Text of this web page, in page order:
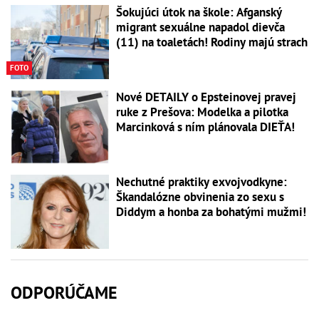
FOTO
Šokujúci útok na škole: Afganský
migrant sexuálne napadol dievča
(11) na toaletách! Rodiny majú strach
Nové DETAILY o Epsteinovej pravej
ruke z Prešova: Modelka a pilotka
Marcinková s ním plánovala DIEŤA!
Nechutné praktiky exvojvodkyne:
Škandalózne obvinenia zo sexu s
Diddym a honba za bohatými mužmi!
ODPORÚČAME